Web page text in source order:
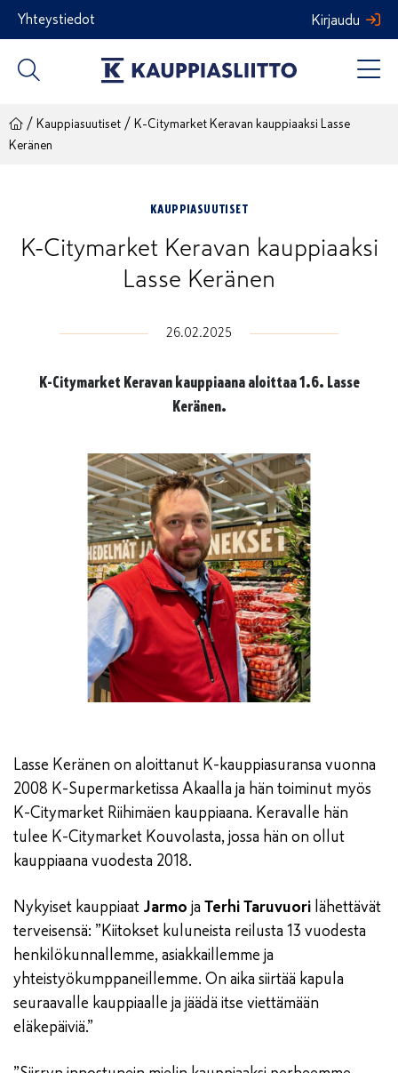
Siirry
sisältöön
Yhteystiedot Kirjaudu
/ Kauppiasuutiset / K-Citymarket Keravan kauppiaaksi Lasse
Keränen
KAUPPIASUUTISET
K-Citymarket Keravan kauppiaaksi
Lasse Keränen
26.02.2025
K-Citymarket Keravan kauppiaana aloittaa 1.6. Lasse
Keränen.
Lasse Keränen on aloittanut K-kauppiasuransa vuonna
2008 K-Supermarketissa Akaalla ja hän toiminut myös
K-Citymarket Riihimäen kauppiaana. Keravalle hän
tulee K-Citymarket Kouvolasta, jossa hän on ollut
kauppiaana vuodesta 2018.
Nykyiset kauppiaat Jarmo ja Terhi Taruvuori lähettävät
terveisensä: ”Kiitokset kuluneista reilusta 13 vuodesta
henkilökunnallemme, asiakkaillemme ja
yhteistyökumppaneillemme. On aika siirtää kapula
seuraavalle kauppiaalle ja jäädä itse viettämään
eläkepäiviä.”